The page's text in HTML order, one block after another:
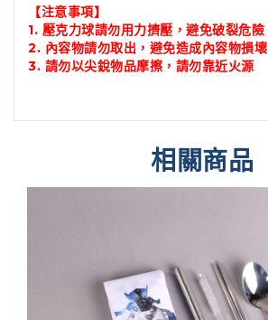
【注意事項】
1. 壓克力球請勿用力擠壓，避免破裂危險
2. 內容物請勿取出，避免造成內容物損壞
3. 請勿以尖銳物品摩擦，請勿靠近火源
相關商品